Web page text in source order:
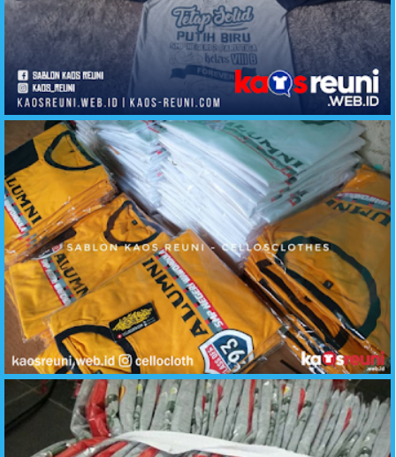
Kaos Reuni Tetap Solid Alumni SMP Negeri 2 Parittiga
Reuni Alumni SMP Negeri - Contoh Desain Kaos Reuni - KaosReuni.web.id